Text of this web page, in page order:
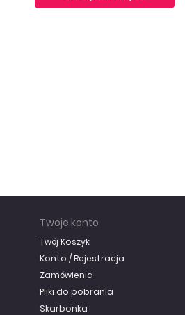
Twoje konto
Twój Koszyk
Konto / Rejestracja
Zamówienia
Pliki do pobrania
Skarbonka